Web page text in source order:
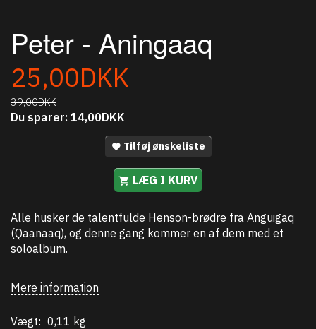
Peter - Aningaaq
25,00DKK
39,00DKK
Du sparer: 14,00DKK
Tilføj ønskeliste
LÆG I KURV
Alle husker de talentfulde Henson-brødre fra Anguigaq
(Qaanaaq), og denne gang kommer en af dem med et
soloalbum.
Mere information
Vægt: 0,11 kg